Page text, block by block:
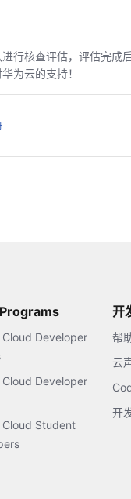
行核查评估，评估完成
为云的支持！
Cloud Developer
Cloud Developer
Cloud Student
开
帮
云
开